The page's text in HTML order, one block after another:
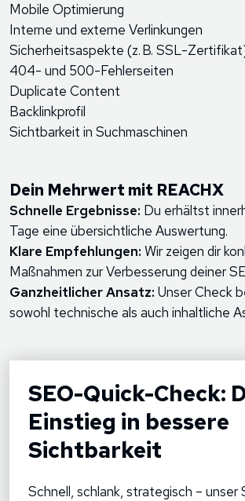
Mobile Optimierung
Interne und externe Verlinkungen
Sicherheitsaspekte (z. B. SSL-
404- und 500-Fehlerseiten
Duplicate Content
Backlinkprofil
Sichtbarkeit in Suchmaschinen
Dein Mehrwert mit REACHX
Schnelle Ergebnisse: Du erhältst
Tage eine übersichtliche Auswertung.
Klare Empfehlungen: Wir zeigen dir
Maßnahmen zur Verbesserung deiner
Ganzheitlicher Ansatz: Unser Check
sowohl technische als auch inhaltliche
SEO-Quick-Check:
Einstieg in bessere
Sichtbarkeit
Schnell, schlank, strategisch – unser